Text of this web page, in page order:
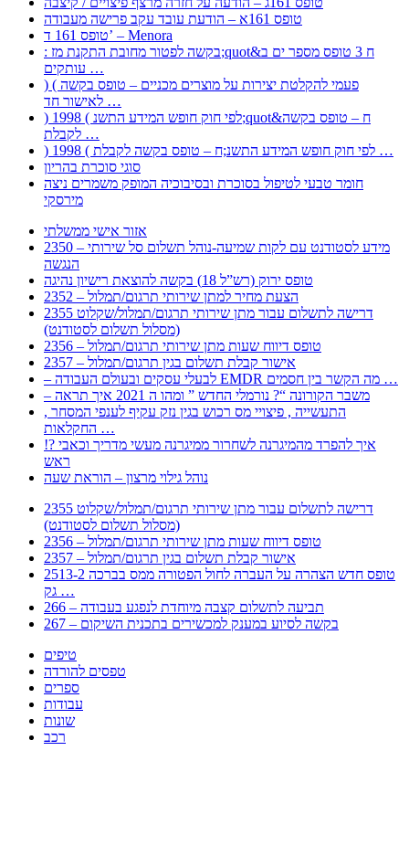
טופס 161א – הודעת עובד עקב פרישה מעבודה
טופס 161 ד’ – Menora
: בקשה לפטור מחובת התקנת מז;quot&ח 3 טופס מספר ים ב
עותקים …
) ( פעמי להקלטת יצירות על מוצרים מכניים – טופס בקשה
לאישור חד …
) 1998 ( לפי חוק חופש המידע התשנ;quot&ח – טופס בקשה
לקבלת …
) 1998 ( לפי חוק חופש המידע התשנ;ח – טופס בקשה לקבלת …
סוגי סוכרת בהריון
חומר טבעי לטיפול בסוכרת ובסיבוכיה המופק משמרים ניצה
מירסקי
אזור אישי ממשלתי
2350 – מידע לסטודנט עם לקות שמיעה-נוהל תשלום סל שירותי
הנגשה
טופס ירוק (רש”ל 18) בקשה להוצאת רישיון נהיגה
2352 – הצעת מחיר למתן שירותי תרגום/תמלול
2355 דרישה לתשלום עבור מתן שירותי תרגום/תמלול/שקלוט
(מסלול תשלום לסטודנט)
2356 – טופס דיווח שעות מתן שירותי תרגום/תמלול
2357 – אישור קבלת תשלום בגין תרגום/תמלול
– לבעלי עסקים ובעולם העבודה EMDR מה הקשר בין חסמים …
– משבר הקורונה “? נורמלי החדש ” ומהו ה 2021 איך תראה
, התעשייה , פיצויי מס רכוש בגין נזק עקיף לענפי המסחר
החקלאות …
!? איך להפרד מהמיגרנה לשחרור ממיגרנה מעשי מדריך וכאבי
ראש
נוהל גילוי מרצון – הוראת שעה
2355 דרישה לתשלום עבור מתן שירותי תרגום/תמלול/שקלוט
(מסלול תשלום לסטודנט)
2356 – טופס דיווח שעות מתן שירותי תרגום/תמלול
2357 – אישור קבלת תשלום בגין תרגום/תמלול
2513-2 טופס חדש הצהרה על העברה לחול הפטורה ממס בברכה
גק …
266 – תביעה לתשלום קצבה מיוחדת לנפגע בעבודה
267 – בקשה לסיוע במענק למכשירים בתכנית השיקום
טיפים
טפסים להורדה
ספרים
עבודות
שונות
רכב